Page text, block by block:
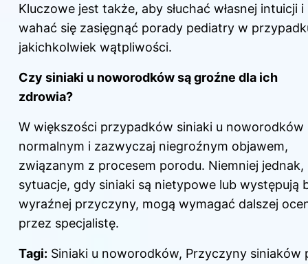
Kluczowe jest także, aby słuchać własnej intuicji i
wahać się zasięgnąć porady pediatry w
jakichkolwiek wątpliwości.
Czy siniaki u noworodków są groźne dla ich
zdrowia?
W większości przypadków siniaki u noworodków
normalnym i zazwyczaj niegroźnym objawem,
związanym z procesem porodu. Niemniej jednak,
sytuacje, gdy siniaki są nietypowe lub występują
wyraźnej przyczyny, mogą wymagać dalszej
przez specjalistę.
Tagi: Siniaki u noworodków, Przyczyny siniaków